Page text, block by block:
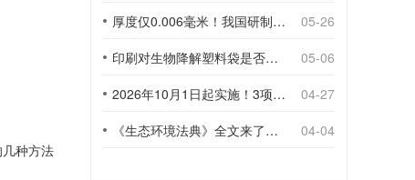
种方法
厚度仅0.006毫米！我国研制出超薄型全生物降解渗水地膜
05-26
印刷对生物降解塑料袋是否构成影响？
05-06
2026年10月1日起实施！3项生物降解能力检测新国标
04-27
《生态环境法典》全文来了！降解材料、生物基应用与包装环保规范
04-04